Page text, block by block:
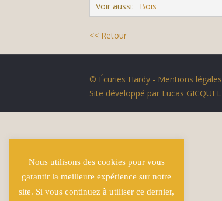
Voir aussi: Bois
<< Retour
© Écuries Hardy - Mentions légales
Site développé par Lucas GICQUEL
Nous utilisons des cookies pour vous
garantir la meilleure expérience sur notre
site. Si vous continuez à utiliser ce dernier,